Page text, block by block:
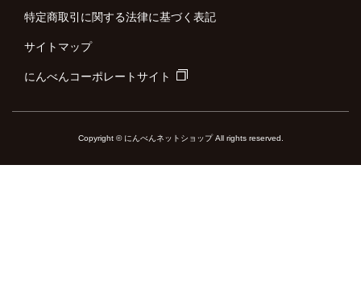
特定商取引に関する法律に基づく表記
サイトマップ
にんべんコーポレートサイト
Copyright © にんべんネットショップ All rights reserved.